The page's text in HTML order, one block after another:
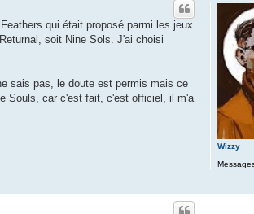
Wizzy
qui était proposé parmi les jeux
soit Nine Sols. J'ai choisi
sais pas, le doute est permis mais ce
Souls, car c'est fait, c'est officiel, il m'a